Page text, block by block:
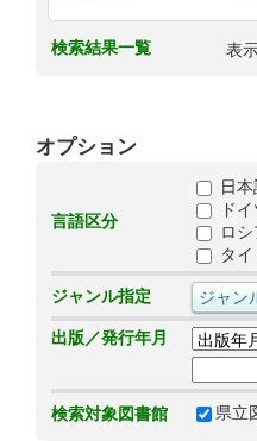
検索結果一覧 表
オプション
言語区分
日
ド
ロ
タイ
ジャンル指定
出版／発行年月
検索対象図書館 県立